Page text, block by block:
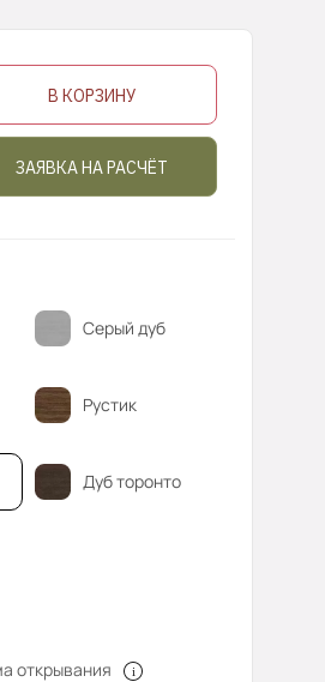
В КОРЗИНУ
ЗАЯВКА НА РАСЧЁТ
Серый дуб
Рустик
Дуб торонто
открывания